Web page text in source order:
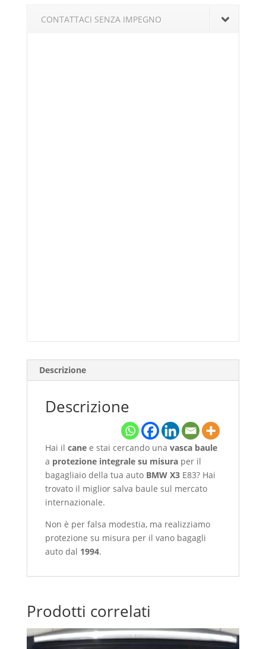
CONTATTACI SENZA IMPEGNO
Descrizione
Descrizione
Hai il canee stai cercando una vasca baule
a protezione integrale su misuraper il
bagagliaio della tua auto BMW X3E83? Hai
trovato il miglior salva baule sul mercato
internazionale.
Non è per falsa modestia, ma realizziamo
protezione su misura per il vano bagagli
auto dal 1994.
Prodotti correlati